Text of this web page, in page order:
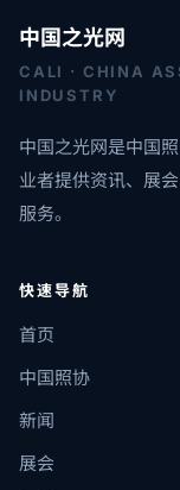
中国之光网
CALI · CHINA
INDUSTRY
中国之光网是中国
业者提供资讯、展
服务。
快速导航
首页
中国照协
新闻
展会